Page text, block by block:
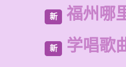
新 福州哪
新 学唱歌